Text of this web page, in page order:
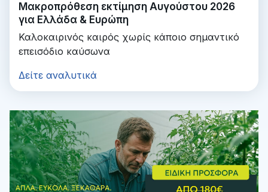
Μακροπρόθεση εκτίμηση Αυγούστου 2026
για Ελλάδα & Ευρώπη
Καλοκαιρινός καιρός χωρίς κάποιο σημαντικό
επεισόδιο καύσωνα
Δείτε αναλυτικά